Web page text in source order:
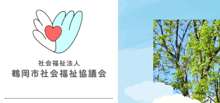
社協について
織図・沿革
1学区
域の福祉活動支援
ランティア活動支援
業所情報
ラセンだより